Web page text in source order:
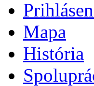
Mapa
História